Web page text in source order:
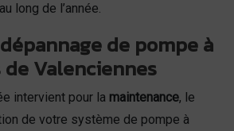
long de l’année.
de pompe à
Valenciennes
intervient pour la maintenance, le
de votre système de pompe à